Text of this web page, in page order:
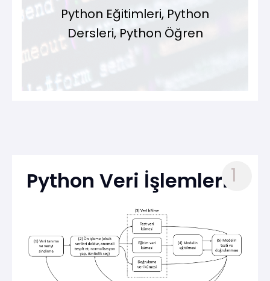
Python Eğitimleri, Python
Dersleri, Python Öğren
Python Veri İşlemleri1